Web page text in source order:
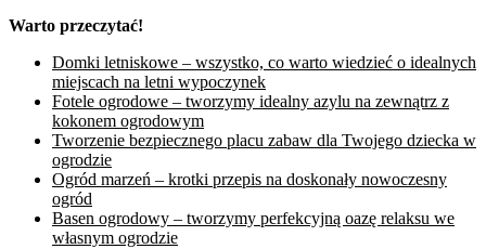
Warto przeczytać!
Domki letniskowe – wszystko, co warto wiedzieć o idealnych
miejscach na letni wypoczynek
Fotele ogrodowe – tworzymy idealny azylu na zewnątrz z
kokonem ogrodowym
Tworzenie bezpiecznego placu zabaw dla Twojego dziecka w
ogrodzie
Ogród marzeń – krotki przepis na doskonały nowoczesny
ogród
Basen ogrodowy – tworzymy perfekcyjną oazę relaksu we
własnym ogrodzie